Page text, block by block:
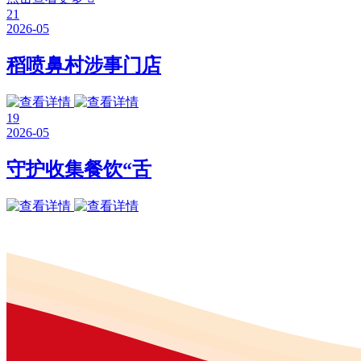
21
2026-05
稻喷鼻村涉事门店
19
2026-05
守护收集餐饮“舌